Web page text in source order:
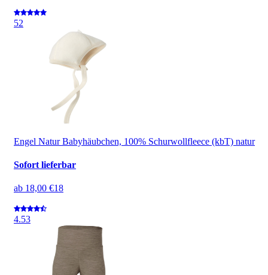
52
Engel Natur Babyhäubchen, 100% Schurwollfleece (kbT) natur
Sofort lieferbar
ab 18,00 €18
4.53